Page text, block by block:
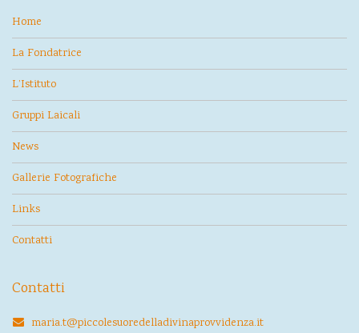
Home
La Fondatrice
L’Istituto
Gruppi Laicali
News
Gallerie Fotografiche
Links
Contatti
Contatti
maria.t@piccolesuoredelladivinaprovvidenza.it